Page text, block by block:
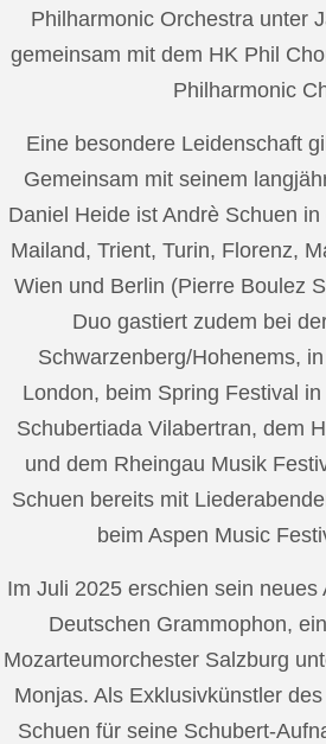
Philharmonic Orchestra unter
gemeinsam mit dem HK Phil
Philharmonic
Eine besondere Leidenschaft
Gemeinsam mit seinem
Daniel Heide ist Andrè Schuen
Mailand, Trient, Turin, Florenz,
Wien und Berlin (Pierre Boulez
Duo gastiert zudem bei
Schwarzenberg/Hohenems, in
London, beim Spring Festival
Schubertiada Vilabertran, dem
und dem Rheingau Musik
Schuen bereits mit
beim Aspen Music
Im Juli 2025 erschien sein neues
Deutschen Grammophon,
Mozarteumorchester Salzburg
Monjas. Als Exklusivkünstler
Schuen für seine Schubert-